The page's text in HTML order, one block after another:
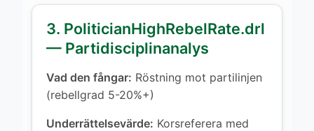
3. PoliticianHighRebelRate.drl
— Partidisciplinanalys
Vad den fångar: Röstning mot partilinjen
(rebellgrad 5-20%+)
Underrättelsevärde: Korsreferera med